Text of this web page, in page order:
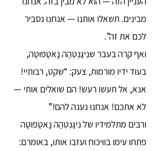
מבינים. תשאלו אותנו — אנחנו נסביר
לכם את זה”.
ואף קרה בעבר שנִיגַנְטְהַה נָאטַפוּטַּה,
בעוד ידיו מורמות, צעק: “שקט, רבותיי!
אנא, אל תעשו רעש! הם שואלים אותי —
לא אתכם! אנחנו נענה להם!”
ורבים מתלמידיו של נִיגַנְטְהַה נָאטַפוּטַּה
פתחו עימו בוויכוח ועזבו אותו, באומרם: